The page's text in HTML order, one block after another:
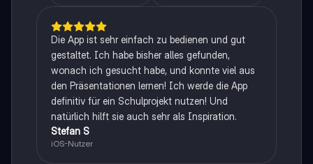
Die App ist sehr einfach zu bedienen und gut
gestaltet. Ich habe bisher alles gefunden,
wonach ich gesucht habe, und konnte viel aus
den Präsentationen lernen! Ich werde die App
definitiv für ein Schulprojekt nutzen! Und
natürlich hilft sie auch sehr als Inspiration.
Stefan S
iOS-Nutzer